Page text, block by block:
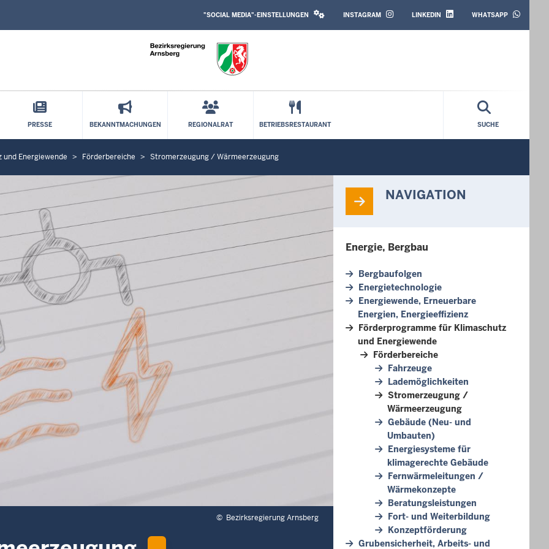
MEDIA
"SOCIAL MEDIA"-EINSTELLUNGEN
MEDIA
INSTAGRAM LINKEDIN WHATSAPP
PRESSE BEKANNTMACHUNGEN REGIONALRAT BETRIEBSRESTAURANT SUCHE
Energiewende Förderbereiche Stromerzeugung / Wärmeerzeugung
© Bezirksregierung Arnsberg
NAVIGATION
Energie, Bergbau
Bergbaufolgen
Energietechnologie
Energiewende, Erneuerbare
Energien, Energieeffizienz
Förderprogramme für Klimaschutz
und Energiewende
Förderbereiche
Fahrzeuge
Lademöglichkeiten
Stromerzeugung /
Wärmeerzeugung
Gebäude (Neu- und
Umbauten)
Energiesysteme für
klimagerechte Gebäude
Fernwärmeleitungen /
Wärmekonzepte
Beratungsleistungen
Fort- und Weiterbildung
Konzeptförderung
Grubensicherheit, Arbeits- und